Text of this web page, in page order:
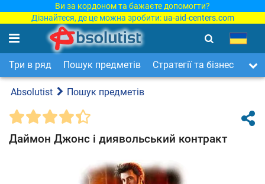
Ви за кордоном та бажаєте допомогти?
Дізнайтеся, де це можна зробити: ua-aid-centers.com
Три в ряд Пошук предметів Стратегії та бізнес
Absolutist Пошук предметів
Даймон Джонс і диявольський контракт